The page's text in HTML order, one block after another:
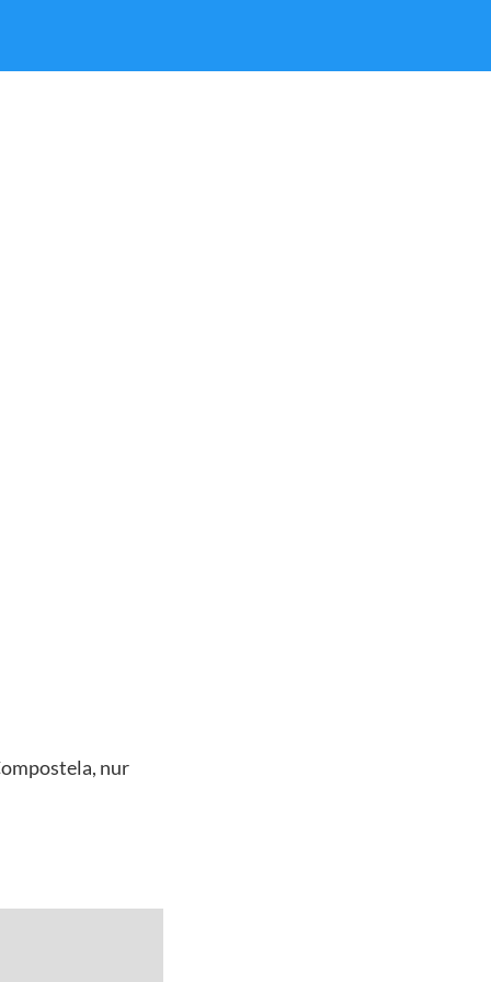
nur